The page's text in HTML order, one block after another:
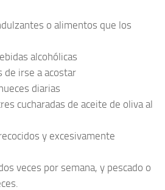
o alimentos que los
alcohólicas
de irse a acostar
diarias
cucharadas de aceite de oliva al
y excesivamente
veces por semana, y pescado o